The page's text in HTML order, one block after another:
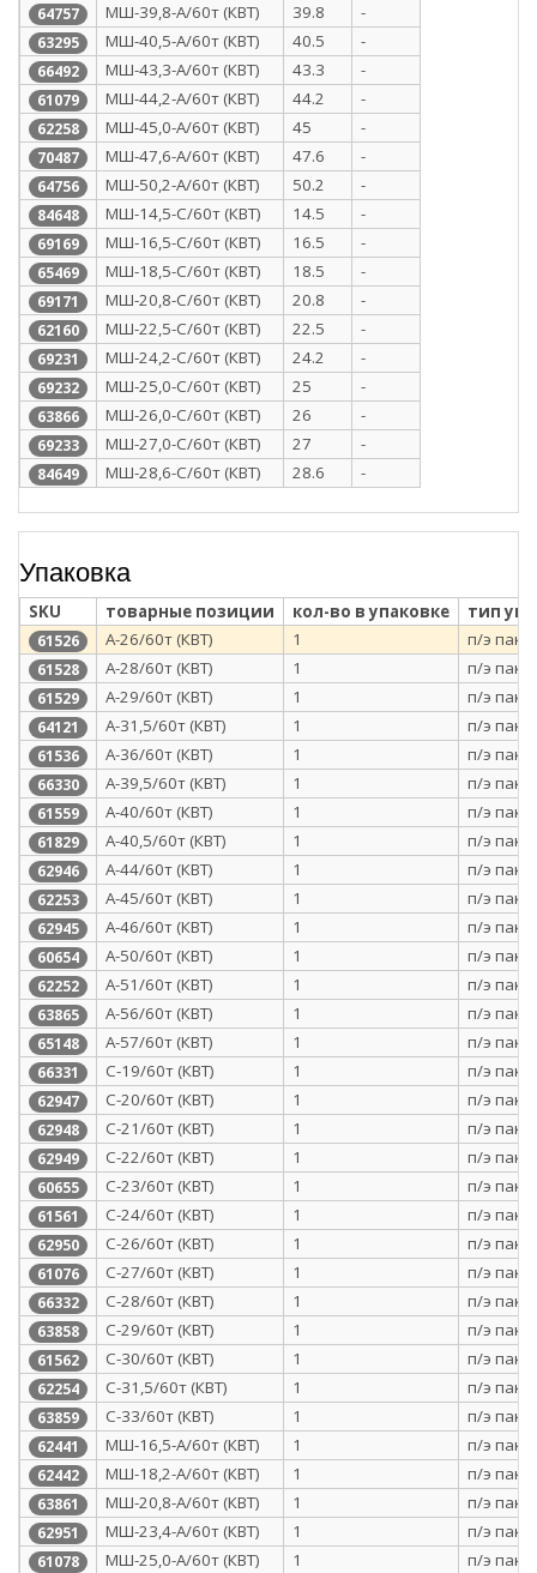
64757 МШ-39,8-А/60т (КВТ) 39.8 -
63295 МШ-40,5-А/60т (КВТ) 40.5 -
66492 МШ-43,3-А/60т (КВТ) 43.3 -
61079 МШ-44,2-А/60т (КВТ) 44.2 -
62258 МШ-45,0-А/60т (КВТ) 45 -
70487 МШ-47,6-А/60т (КВТ) 47.6 -
64756 МШ-50,2-А/60т (КВТ) 50.2 -
84648 МШ-14,5-С/60т (КВТ) 14.5 -
69169 МШ-16,5-С/60т (КВТ) 16.5 -
65469 МШ-18,5-С/60т (КВТ) 18.5 -
69171 МШ-20,8-С/60т (КВТ) 20.8 -
62160 МШ-22,5-С/60т (КВТ) 22.5 -
69231 МШ-24,2-С/60т (КВТ) 24.2 -
69232 МШ-25,0-С/60т (КВТ) 25 -
63866 МШ-26,0-С/60т (КВТ) 26 -
69233 МШ-27,0-С/60т (КВТ) 27 -
84649 МШ-28,6-С/60т (КВТ) 28.6 -
Упаковка
SKU товарные позиции кол-во в упаковке тип
61526 А-26/60т (КВТ) 1 п/э
61528 А-28/60т (КВТ) 1 п/э
61529 А-29/60т (КВТ) 1 п/э
64121 А-31,5/60т (КВТ) 1 п/э
61536 А-36/60т (КВТ) 1 п/э
66330 А-39,5/60т (КВТ) 1 п/э
61559 А-40/60т (КВТ) 1 п/э
61829 А-40,5/60т (КВТ) 1 п/э
62946 А-44/60т (КВТ) 1 п/э
62253 А-45/60т (КВТ) 1 п/э
62945 А-46/60т (КВТ) 1 п/э
60654 А-50/60т (КВТ) 1 п/э
62252 А-51/60т (КВТ) 1 п/э
63865 А-56/60т (КВТ) 1 п/э
65148 А-57/60т (КВТ) 1 п/э
66331 С-19/60т (КВТ) 1 п/э
62947 С-20/60т (КВТ) 1 п/э
62948 С-21/60т (КВТ) 1 п/э
62949 С-22/60т (КВТ) 1 п/э
60655 С-23/60т (КВТ) 1 п/э
61561 С-24/60т (КВТ) 1 п/э
62950 С-26/60т (КВТ) 1 п/э
61076 С-27/60т (КВТ) 1 п/э
66332 С-28/60т (КВТ) 1 п/э
63858 С-29/60т (КВТ) 1 п/э
61562 С-30/60т (КВТ) 1 п/э
62254 С-31,5/60т (КВТ) 1 п/э
63859 С-33/60т (КВТ) 1 п/э
62441 МШ-16,5-А/60т (КВТ) 1 п/э
62442 МШ-18,2-А/60т (КВТ) 1 п/э
63861 МШ-20,8-А/60т (КВТ) 1 п/э
62951 МШ-23,4-А/60т (КВТ) 1 п/э
61078 МШ-25,0-А/60т (КВТ) 1 п/э